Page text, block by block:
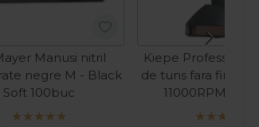
Manusi nitril
negre M - Black
Soft 100buc
Kiepe Professional
de tuns fara fir
11000RPM